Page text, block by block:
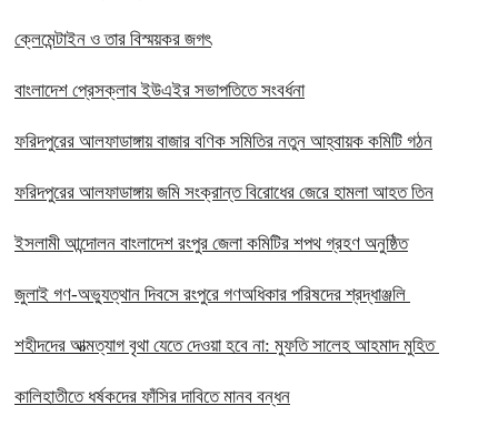
ক্লেমেন্টাইন ও তার বিস্ময়কর জগৎ
বাংলাদেশ প্রেসক্লাব ইউএইর সভাপতিতে সংবর্ধনা
ফরিদপুরের আলফাডাঙ্গায় বাজার বণিক সমিতির নতুন আহ্বায়ক কমিটি গঠন
ফরিদপুরের আলফাডাঙ্গায় জমি সংক্রান্ত বিরোধের জেরে হামলা আহত তিন
ইসলামী আন্দোলন বাংলাদেশ রংপুর জেলা কমিটির শপথ গ্রহণ অনুষ্ঠিত
‎জুলাই গণ-অভ্যুত্থান দিবসে রংপুরে গণঅধিকার পরিষদের শ্রদ্ধাঞ্জলি ‎
‎শহীদদের আত্মত্যাগ বৃথা যেতে দেওয়া হবে না: মুফতি সালেহ আহমাদ মুহিত ‎
কালিহাতীতে ধর্ষকদের ফাঁসির দাবিতে মানব বন্ধন